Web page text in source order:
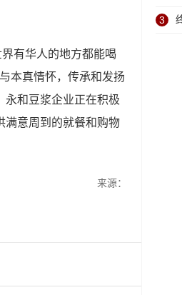
界有华人的地方都能喝
本真情怀，传承和发扬
永和豆浆企业正在积极
满意周到的就餐和购物
来源：
3